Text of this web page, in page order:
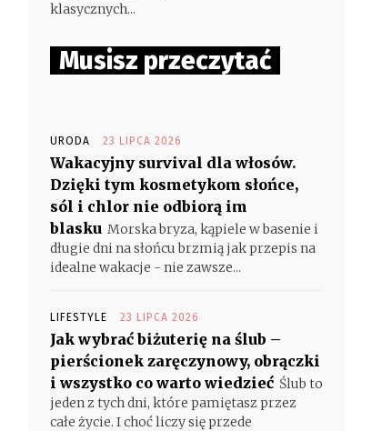
klasycznych...
Musisz przeczytać
URODA 23 LIPCA 2026
Wakacyjny survival dla włosów.
Dzięki tym kosmetykom słońce,
sól i chlor nie odbiorą im
blasku Morska bryza, kąpiele w basenie i
długie dni na słońcu brzmią jak przepis na
idealne wakacje - nie zawsze...
LIFESTYLE 23 LIPCA 2026
Jak wybrać biżuterię na ślub –
pierścionek zaręczynowy, obrączki
i wszystko co warto wiedzieć Ślub to
jeden z tych dni, które pamiętasz przez
całe życie. I choć liczy się przede